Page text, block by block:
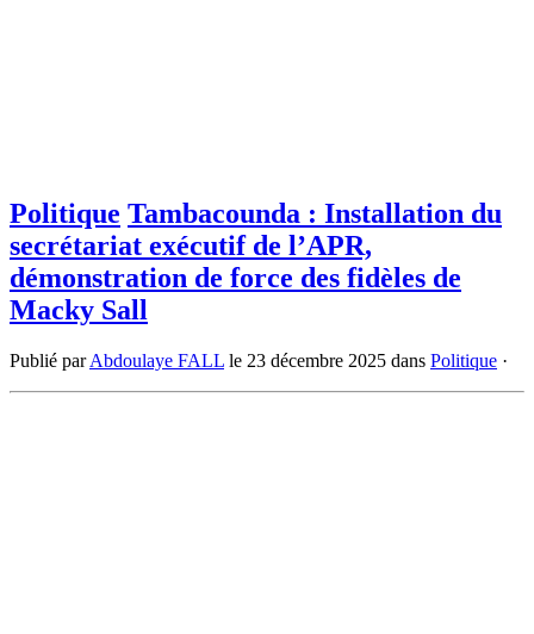
Politique Tambacounda : Installation du
secrétariat exécutif de l’APR,
démonstration de force des fidèles de
Macky Sall
Publié parAbdoulaye FALL le 23 décembre 2025 dans Politique ·